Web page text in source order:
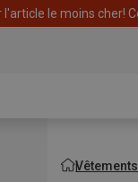
le moins cher!
Vêtements